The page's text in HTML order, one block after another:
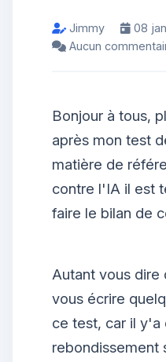
Jimmy
08
Aucun
Bonjour à tous,
après mon test
matière de
contre l'IA il est
faire le bilan de
Autant vous dire
vous écrire
ce test, car il y'a
rebondissement